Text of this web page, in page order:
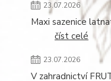
23.07.2026
Maxi sazenice
číst celé
23.07.2026
V zahradnictví